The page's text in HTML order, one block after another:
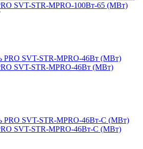
SVT-STR-MPRO-100Вт-65 (MВт)
SVT-STR-MPRO-46Вт (MВт)
SVT-STR-MPRO-46Вт-C (MВт)